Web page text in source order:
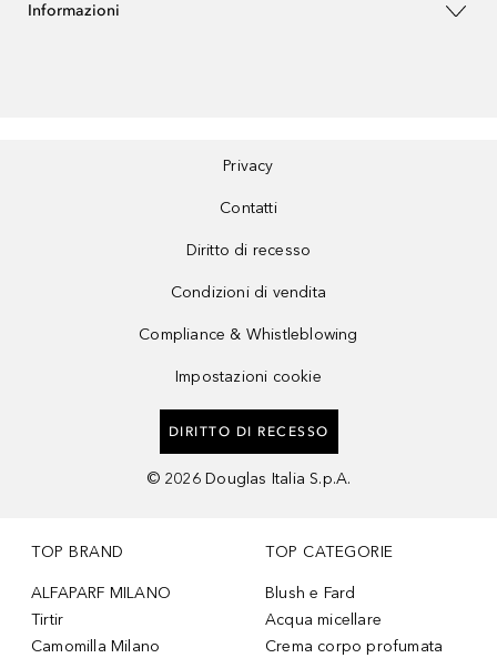
Informazioni
Privacy
Contatti
Diritto di recesso
Condizioni di vendita
Compliance & Whistleblowing
Impostazioni cookie
DIRITTO DI RECESSO
© 2026 Douglas Italia S.p.A.
TOP BRAND
ALFAPARF MILANO
Tirtir
Camomilla Milano
TOP CATEGORIE
Blush e Fard
Acqua micellare
Crema corpo profumata